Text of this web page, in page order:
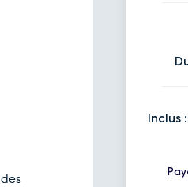
Inclus